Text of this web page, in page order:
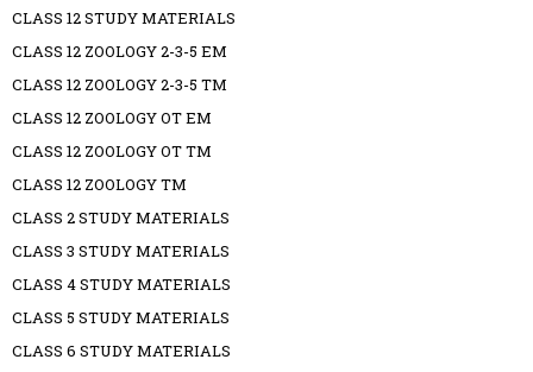
CLASS 12 STUDY MATERIALS
CLASS 12 ZOOLOGY 2-3-5 EM
CLASS 12 ZOOLOGY 2-3-5 TM
CLASS 12 ZOOLOGY OT EM
CLASS 12 ZOOLOGY OT TM
CLASS 12 ZOOLOGY TM
CLASS 2 STUDY MATERIALS
CLASS 3 STUDY MATERIALS
CLASS 4 STUDY MATERIALS
CLASS 5 STUDY MATERIALS
CLASS 6 STUDY MATERIALS